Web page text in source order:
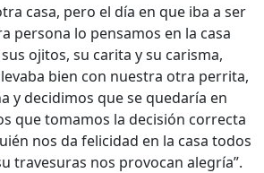
casa, pero el día en que iba a ser
persona lo pensamos en la casa
ojitos, su carita y su carisma,
bien con nuestra otra perrita,
y decidimos que se quedaría en
que tomamos la decisión correcta
nos da felicidad en la casa todos
travesuras nos provocan alegría”.